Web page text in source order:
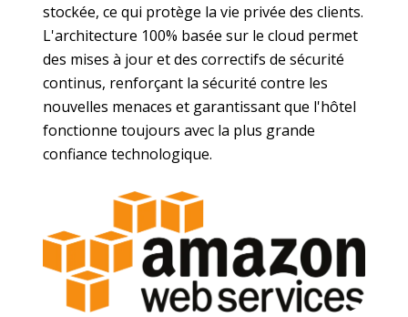
stockée, ce qui protège la vie privée des clients.
L'architecture 100% basée sur le cloud permet
des mises à jour et des correctifs de sécurité
continus, renforçant la sécurité contre les
nouvelles menaces et garantissant que l'hôtel
fonctionne toujours avec la plus grande
confiance technologique.